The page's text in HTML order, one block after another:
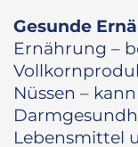
Gesunde
Ernährung –
Nüssen –
Lebensmittel